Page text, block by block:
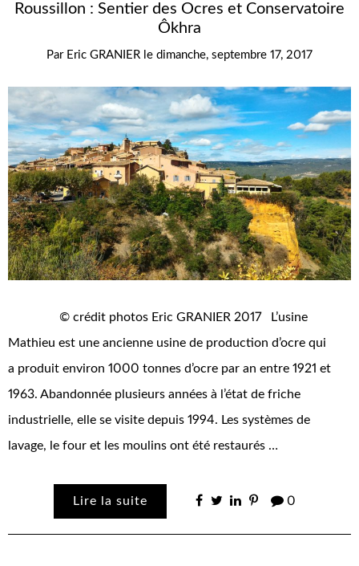
Roussillon : Sentier des Ocres et Conservatoire
Ôkhra
Par Eric GRANIER le dimanche, septembre 17, 2017
© crédit photos Eric GRANIER 2017 L’usine
Mathieu est une ancienne usine de production d’ocre qui
a produit environ 1000 tonnes d’ocre par an entre 1921 et
1963. Abandonnée plusieurs années à l’état de friche
industrielle, elle se visite depuis 1994. Les systèmes de
lavage, le four et les moulins ont été restaurés …
Lire la suite 0